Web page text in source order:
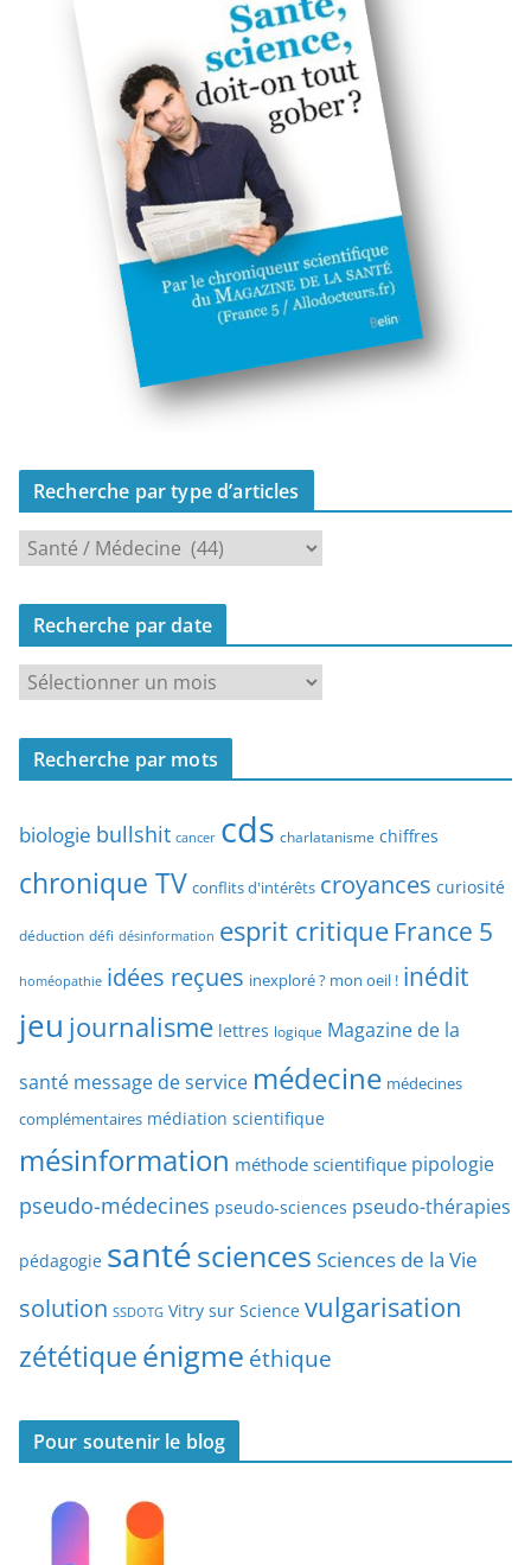
Recherche par type d’articles
c
e
e
a
y
e
d
’
a
i
c
e
Recherche par date
c
r
h
p
a
t
e
Recherche par mots
biologie bullshit cancer cds charlatanisme chiffres
chronique TV conflits d'intérêts croyances curiosité
déduction défi désinformation esprit critique France 5
homéopathie idées reçues inexploré ? mon oeil ! inédit
jeu journalisme lettres logique Magazine de la
santé message de service médecine médecines
complémentaires médiation scientifique
mésinformation méthode scientifique pipologie
pseudo-médecines pseudo-sciences pseudo-thérapies
pédagogie santésciences Sciences de la Vie
solution SSDOTG Vitry sur Science vulgarisation
zététiqueénigme éthique
Pour soutenir le blog